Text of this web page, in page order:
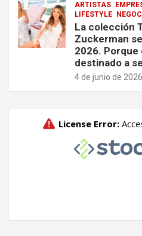
ARTISTAS
LIFESTYLE
La colección
Zuckerman
2026.
destinado a
4 de junio de 2026